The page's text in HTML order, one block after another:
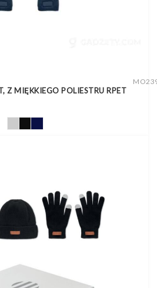
Z MIĘKKIEGO POLIESTRU RPET